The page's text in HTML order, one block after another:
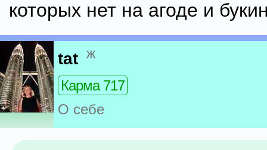
которых нет на агоде и
tat ж
Карма 717
О себе